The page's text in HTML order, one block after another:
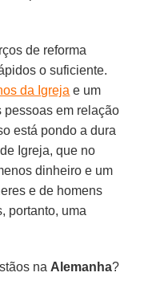
de reforma
o suficiente.
da Igreja e um
pessoas em relação
está pondo a dura
Igreja, que no
dinheiro e um
e de homens
portanto, uma
na Alemanha?